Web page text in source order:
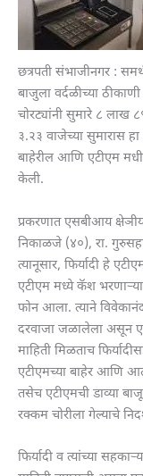
छत्रपती संभाजीनगर :
बाजुला वर्दळीच्या
चोरट्यांनी सुमारे ८ लाख
३.२३ वाजेच्या सुमारास
बाहेरील आणि एटीएम
केली.
प्रकरणात एसबीआय
निकाळजे (४०), रा.
त्यानूसार, फिर्यादी हे
एटीएम मध्ये कॅश भरणाऱ्या
फोन आला. त्याने
दरवाजा जळालेला असून
माहिती मिळताच
एटीएमच्या बाहेर आणि
तसेच एटीएमची डाव्या
रक्कम चोरीला गेल्याचे
फिर्यादी व त्यांच्या